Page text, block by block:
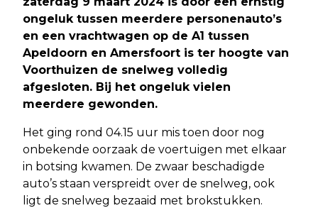
ongeluk tussen meerdere personenauto’s
en een vrachtwagen op de A1 tussen
Apeldoorn en Amersfoort is ter hoogte van
Voorthuizen de snelweg volledig
afgesloten. Bij het ongeluk vielen
meerdere gewonden.
Het ging rond 04.15 uur mis toen door nog
onbekende oorzaak de voertuigen met elkaar
in botsing kwamen. De zwaar beschadigde
auto’s staan verspreidt over de snelweg, ook
ligt de snelweg bezaaid met brokstukken.